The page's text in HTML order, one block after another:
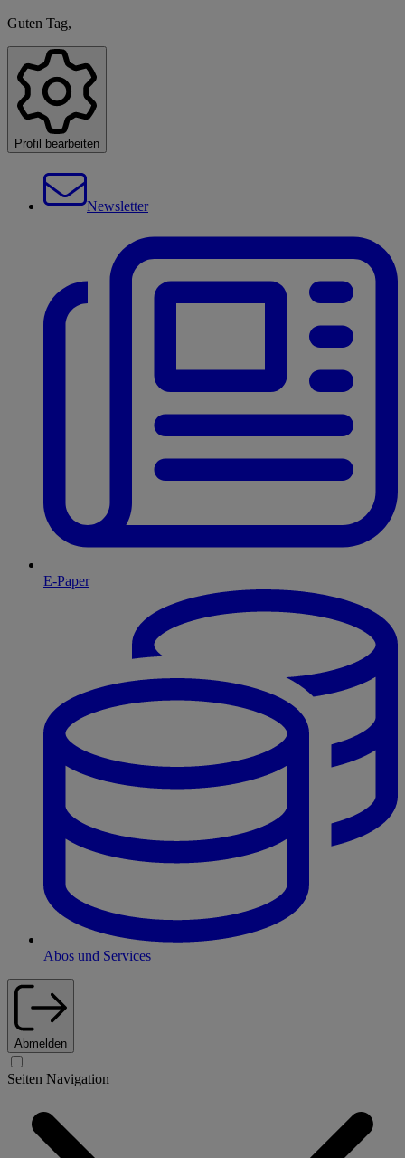
Guten Tag,
Profil bearbeiten
Newsletter
E-Paper
Abos und Services
Abmelden
Seiten Navigation